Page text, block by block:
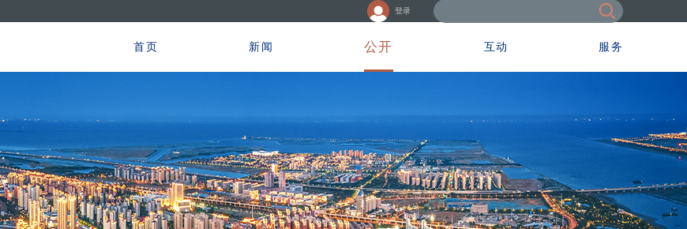
登录
首页 新闻 公开 互动 服务